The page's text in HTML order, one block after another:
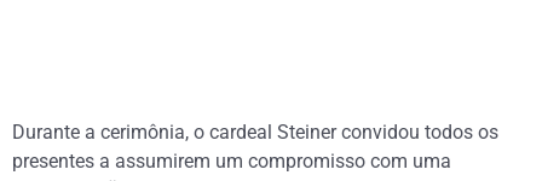
Durante a cerimônia, o cardeal Steiner convidou todos os
presentes a assumirem um compromisso com uma